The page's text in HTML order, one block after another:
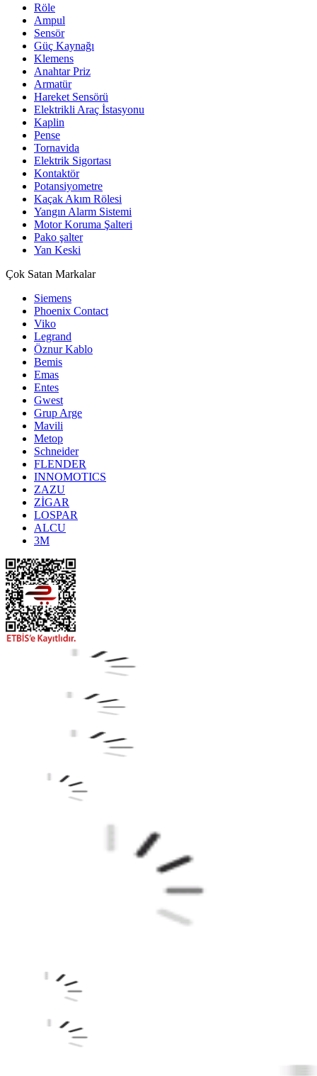
Röle
Ampul
Sensör
Güç Kaynağı
Klemens
Anahtar Priz
Armatür
Hareket Sensörü
Elektrikli Araç İstasyonu
Kaplin
Pense
Tornavida
Elektrik Sigortası
Kontaktör
Potansiyometre
Kaçak Akım Rölesi
Yangın Alarm Sistemi
Motor Koruma Şalteri
Pako şalter
Yan Keski
Çok Satan Markalar
Siemens
Phoenix Contact
Viko
Legrand
Öznur Kablo
Bemis
Emas
Entes
Gwest
Grup Arge
Mavili
Metop
Schneider
FLENDER
INNOMOTICS
ZAZU
ZİGAR
LOSPAR
ALCU
3M